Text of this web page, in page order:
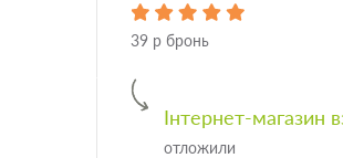
39 р бронь
Інтернет-магазин
отложили